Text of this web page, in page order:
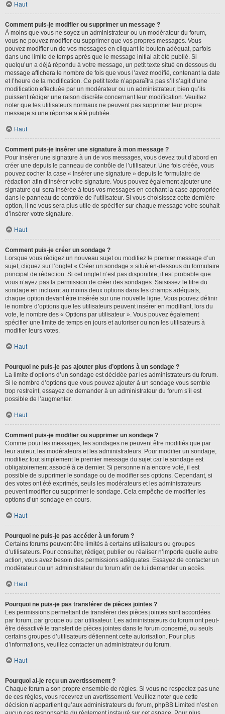
Haut
Comment puis-je modifier ou supprimer un message ?
À moins que vous ne soyez un administrateur ou un modérateur du forum,
vous ne pouvez modifier ou supprimer que vos propres messages. Vous
pouvez modifier un de vos messages en cliquant le bouton adéquat, parfois
dans une limite de temps après que le message initial ait été publié. Si
quelqu’un a déjà répondu à votre message, un petit texte situé en dessous du
message affichera le nombre de fois que vous l’avez modifié, contenant la date
et l’heure de la modification. Ce petit texte n’apparaîtra pas s’il s’agit d’une
modification effectuée par un modérateur ou un administrateur, bien qu’ils
puissent rédiger une raison discrète concernant leur modification. Veuillez
noter que les utilisateurs normaux ne peuvent pas supprimer leur propre
message si une réponse a été publiée.
Haut
Comment puis-je insérer une signature à mon message ?
Pour insérer une signature à un de vos messages, vous devez tout d’abord en
créer une depuis le panneau de contrôle de l’utilisateur. Une fois créée, vous
pouvez cocher la case « Insérer une signature » depuis le formulaire de
rédaction afin d’insérer votre signature. Vous pouvez également ajouter une
signature qui sera insérée à tous vos messages en cochant la case appropriée
dans le panneau de contrôle de l’utilisateur. Si vous choisissez cette dernière
option, il ne vous sera plus utile de spécifier sur chaque message votre souhait
d’insérer votre signature.
Haut
Comment puis-je créer un sondage ?
Lorsque vous rédigez un nouveau sujet ou modifiez le premier message d’un
sujet, cliquez sur l’onglet « Créer un sondage » situé en-dessous du formulaire
principal de rédaction. Si cet onglet n’est pas disponible, il est probable que
vous n’ayez pas la permission de créer des sondages. Saisissez le titre du
sondage en incluant au moins deux options dans les champs adéquats,
chaque option devant être insérée sur une nouvelle ligne. Vous pouvez définir
le nombre d’options que les utilisateurs peuvent insérer en modifiant, lors du
vote, le nombre des « Options par utilisateur ». Vous pouvez également
spécifier une limite de temps en jours et autoriser ou non les utilisateurs à
modifier leurs votes.
Haut
Pourquoi ne puis-je pas ajouter plus d’options à un sondage ?
La limite d’options d’un sondage est décidée par les administrateurs du forum.
Si le nombre d’options que vous pouvez ajouter à un sondage vous semble
trop restreint, essayez de demander à un administrateur du forum s’il est
possible de l’augmenter.
Haut
Comment puis-je modifier ou supprimer un sondage ?
Comme pour les messages, les sondages ne peuvent être modifiés que par
leur auteur, les modérateurs et les administrateurs. Pour modifier un sondage,
modifiez tout simplement le premier message du sujet car le sondage est
obligatoirement associé à ce dernier. Si personne n’a encore voté, il est
possible de supprimer le sondage ou de modifier ses options. Cependant, si
des votes ont été exprimés, seuls les modérateurs et les administrateurs
peuvent modifier ou supprimer le sondage. Cela empêche de modifier les
options d’un sondage en cours.
Haut
Pourquoi ne puis-je pas accéder à un forum ?
Certains forums peuvent être limités à certains utilisateurs ou groupes
d’utilisateurs. Pour consulter, rédiger, publier ou réaliser n’importe quelle autre
action, vous avez besoin des permissions adéquates. Essayez de contacter un
modérateur ou un administrateur du forum afin de lui demander un accès.
Haut
Pourquoi ne puis-je pas transférer de pièces jointes ?
Les permissions permettant de transférer des pièces jointes sont accordées
par forum, par groupe ou par utilisateur. Les administrateurs du forum ont peut-
être désactivé le transfert de pièces jointes dans le forum concerné, ou seuls
certains groupes d’utilisateurs détiennent cette autorisation. Pour plus
d’informations, veuillez contacter un administrateur du forum.
Haut
Pourquoi ai-je reçu un avertissement ?
Chaque forum a son propre ensemble de règles. Si vous ne respectez pas une
de ces règles, vous recevrez un avertissement. Veuillez noter que cette
décision n’appartient qu’aux administrateurs du forum, phpBB Limited n’est en